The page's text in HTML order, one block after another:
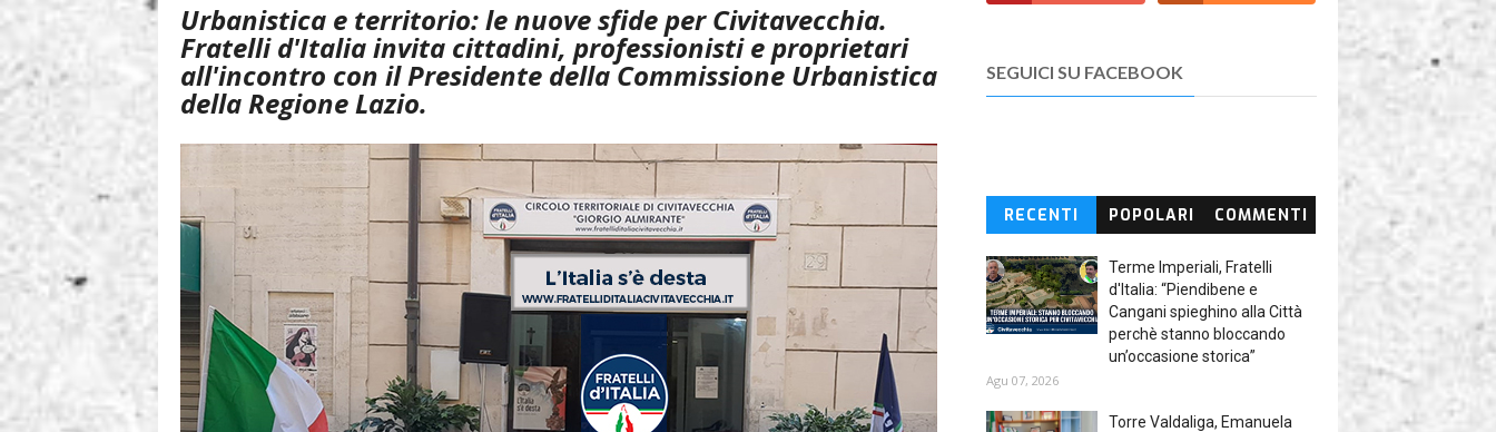
Urbanistica e territorio: le nuove sfide per Civitavecchia.
Fratelli d'Italia invita cittadini, professionisti e proprietari
all'incontro con il Presidente della Commissione Urbanistica
della Regione Lazio.
SEGUICI SU FACEBOOK
RECENTI POPOLARI COMMENTI
Terme Imperiali, Fratelli
d'Italia: “Piendibene e
Cangani spieghino alla Città
perchè stanno bloccando
un’occasione storica”
Agu 07, 2026
Torre Valdaliga, Emanuela